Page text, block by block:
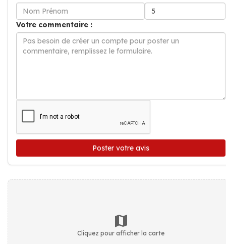
Votre commentaire :
Poster votre avis
Cliquez pour afficher la carte